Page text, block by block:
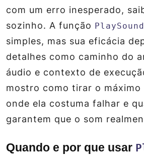
com um erro inesperado,
sozinho. A função
simples, mas sua eficácia
detalhes como caminho do
áudio e contexto de
mostro como tirar o máximo
onde ela costuma falhar e
garantem que o som
Quando e por que usar